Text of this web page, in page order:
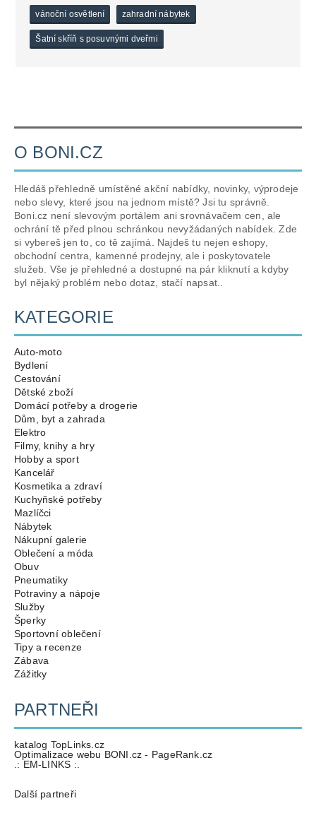
vánoční osvětlení zahradní nábytek
Šatní skříň s posuvnými dveřmi
O BONI.CZ
Hledáš přehledně umístěné akční nabídky, novinky, výprodeje
nebo slevy, které jsou na jednom místě? Jsi tu správně.
Boni.cz není slevovým portálem ani srovnávačem cen, ale
ochrání tě před plnou schránkou nevyžádaných nabídek. Zde
si vybereš jen to, co tě zajímá. Najdeš tu nejen eshopy,
obchodní centra, kamenné prodejny, ale i poskytovatele
služeb. Vše je přehledné a dostupné na pár kliknutí a kdyby
byl nějaký problém nebo dotaz, stačí napsat..
KATEGORIE
Auto-moto
Bydlení
Cestování
Dětské zboží
Domácí potřeby a drogerie
Dům, byt a zahrada
Elektro
Filmy, knihy a hry
Hobby a sport
Kancelář
Kosmetika a zdraví
Kuchyňské potřeby
Mazlíčci
Nábytek
Nákupní galerie
Oblečení a móda
Obuv
Pneumatiky
Potraviny a nápoje
Služby
Šperky
Sportovní oblečení
Tipy a recenze
Zábava
Zážitky
PARTNEŘI
katalog TopLinks.cz
Optimalizace webu BONI.cz - PageRank.cz
.: EM-LINKS :.
Další partneři